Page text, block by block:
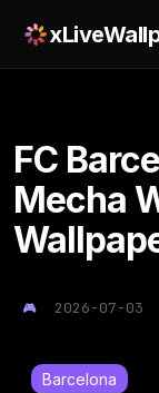
FC
Mecha
2026-07-03
Barcelona